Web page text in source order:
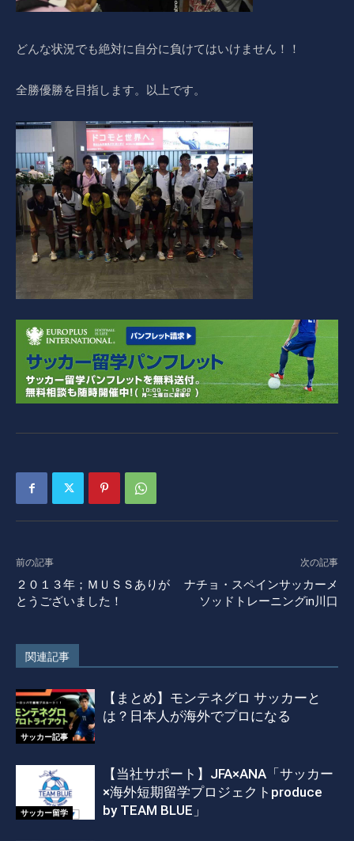
どんな状況でも絶対に自分に負けてはいけません！！
全勝優勝を目指します。以上です。
前の記事
２０１３年；ＭＵＳＳありが
とうございました！
次の記事
ナチョ・スペインサッカーメ
ソッドトレーニングin川口
関連記事
サッカー記事
【まとめ】モンテネグロ サッカーと
は？日本人が海外でプロになる
サッカー留学
【当社サポート】JFA×ANA「サッカー
×海外短期留学プロジェクトproduce
by TEAM BLUE」